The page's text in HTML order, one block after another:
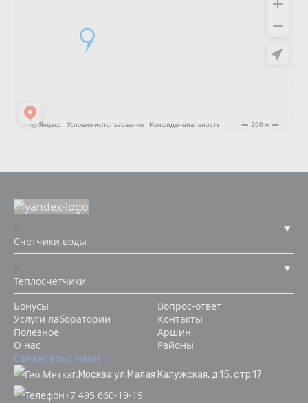
Счетчики воды
Теплосчетчики
Бонусы
Услуги лаборатории
Полезное
О нас
Вопрос-ответ
Контакты
Аршин
Районы
Свяжитесь с нами
г.Москва ул.Малая Калужская, д.15, стр.17
+7 495 660-19-19